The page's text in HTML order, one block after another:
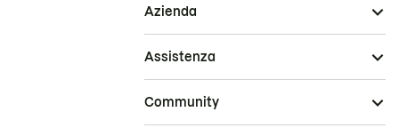
Azienda
Assistenza
Community